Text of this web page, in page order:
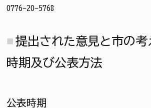
0776-20-5768
提出された意見と市の考
時期及び公表方法
公表時期